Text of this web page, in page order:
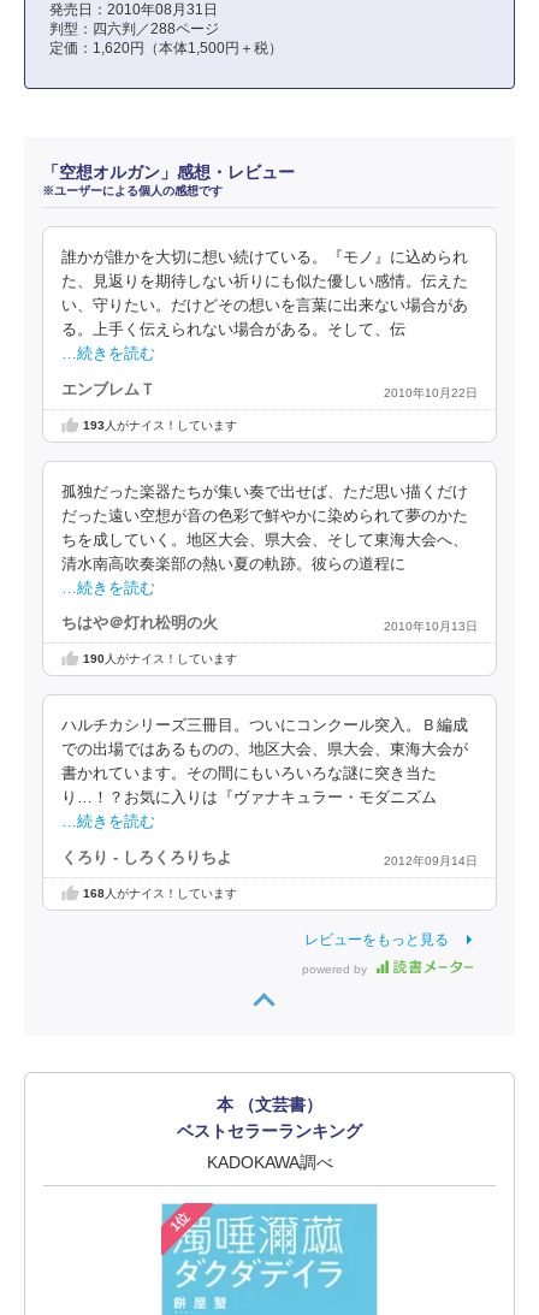
発売日：2010年08月31日
判型：四六判／288ページ
定価：1,620円（本体1,500円＋税）
「空想オルガン」感想・レビュー
※ユーザーによる個人の感想です
誰かが誰かを大切に想い続けている。『モノ』に込められ
た、見返りを期待しない祈りにも似た優しい感情。伝えた
い、守りたい。だけどその想いを言葉に出来ない場合があ
る。上手く伝えられない場合がある。そして、伝
…続きを読む
エンブレムＴ 2010年10月22日
193人がナイス！しています
孤独だった楽器たちが集い奏で出せば、ただ思い描くだけ
だった遠い空想が音の色彩で鮮やかに染められて夢のかた
ちを成していく。地区大会、県大会、そして東海大会へ、
清水南高吹奏楽部の熱い夏の軌跡。彼らの道程に
…続きを読む
ちはや＠灯れ松明の火 2010年10月13日
190人がナイス！しています
ハルチカシリーズ三冊目。ついにコンクール突入。Ｂ編成
での出場ではあるものの、地区大会、県大会、東海大会が
書かれています。その間にもいろいろな謎に突き当た
り…！？お気に入りは『ヴァナキュラー・モダニズム
…続きを読む
くろり - しろくろりちよ 2012年09月14日
168人がナイス！しています
レビューをもっと見る
powered by
本 （文芸書）
ベストセラーランキング
KADOKAWA調べ
1位